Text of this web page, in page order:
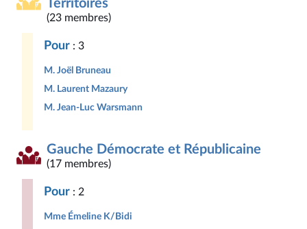
Territoires
(23 membres)
Pour : 3
M. Joël Bruneau
M. Laurent Mazaury
M. Jean-Luc Warsmann
Gauche Démocrate et Républicaine
(17 membres)
Pour : 2
Mme Émeline K/Bidi